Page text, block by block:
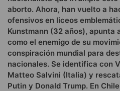
aborto. Ahora, han vuelto a
ofensivos en liceos
Kunstmann (32 años), apunta
como el enemigo de su
conspiración mundial para
nacionales. Se identifica con
Matteo Salvini (Italia) y
Putin y Donald Trump. En